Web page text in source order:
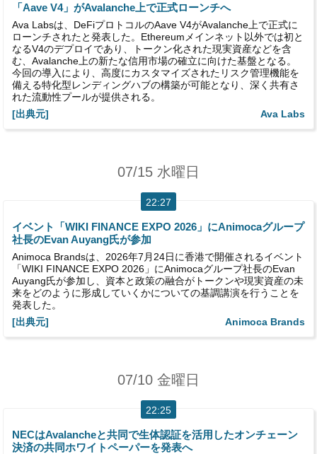
「Aave V4」がAvalanche上で正式ローンチへ
Ava Labsは、DeFiプロトコルのAave V4がAvalanche上で正式に
ローンチされたと発表した。Ethereumメインネット以外では初と
なるV4のデプロイであり、トークン化された現実資産などを含
む、Avalanche上の新たな信用市場の確立に向けた基盤となる。
今回の導入により、高度にカスタマイズされたリスク管理機能を
備える特化型レンディングハブの構築が可能となり、深く共有さ
れた流動性プールが提供される。
[出典元]
Ava Labs
07/15 水曜日
22:27
イベント「WIKI FINANCE EXPO 2026」にAnimocaグループ
社長のEvan Auyang氏が参加
Animoca Brandsは、2026年7月24日に香港で開催されるイベント
「WIKI FINANCE EXPO 2026」にAnimocaグループ社長のEvan
Auyang氏が参加し、資本と政策の融合がトークンや現実資産の未
来をどのように形成していくかについての基調講演を行うことを
発表した。
[出典元]
Animoca Brands
07/10 金曜日
22:25
NECはAvalancheと共同で生体認証を活用したオンチェーン
決済の共同ホワイトペーパーを発表へ